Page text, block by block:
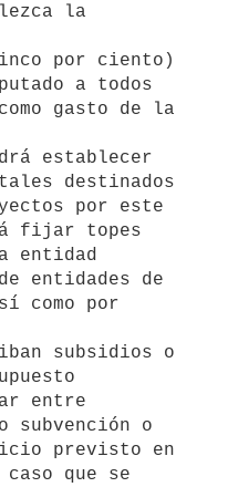
la
por ciento)
a todos
gasto de la
establecer
destinados
por este
fijar topes
entidad
entidades de
como por
subsidios o
entre
o
previsto en
que se